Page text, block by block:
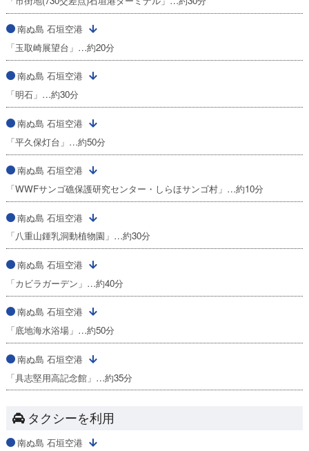
南ぬ島 石垣空港
「玉取崎展望台」…約20分
南ぬ島 石垣空港
「明石」…約30分
南ぬ島 石垣空港
「平久保灯台」…約50分
南ぬ島 石垣空港
「WWFサンゴ礁保護研究センター・しらほサンゴ村」…約10分
南ぬ島 石垣空港
「八重山鍾乳洞動植物園」…約30分
南ぬ島 石垣空港
「カビラガーデン」…約40分
南ぬ島 石垣空港
「底地海水浴場」…約50分
南ぬ島 石垣空港
「具志堅用高記念館」…約35分
タクシーを利用
南ぬ島 石垣空港